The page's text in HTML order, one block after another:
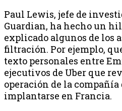
Paul Lewis, jefe de
Guardian, ha hecho un
explicado algunos de los
filtración. Por ejemplo,
texto personales entre
ejecutivos de Uber que
operación de la
implantarse en Francia.